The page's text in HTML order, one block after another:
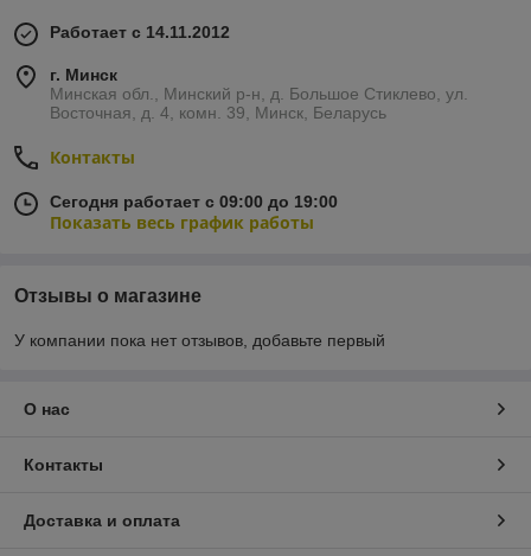
Работает с 14.11.2012
г. Минск
Минская обл., Минский р-н, д. Большое Стиклево, ул.
Восточная, д. 4, комн. 39, Минск, Беларусь
Контакты
Сегодня работает с 09:00 до 19:00
Показать весь график работы
Отзывы о магазине
У компании пока нет отзывов, добавьте первый
О нас
Контакты
Доставка и оплата